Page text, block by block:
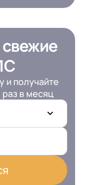
свежие
и получайте
в месяц